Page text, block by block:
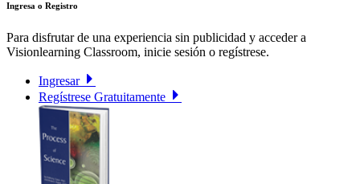
Ingresa o Registro
Para disfrutar de una experiencia sin publicidad y acceder a
Visionlearning Classroom, inicie sesión o regístrese.
Ingresar
Regístrese Gratuitamente